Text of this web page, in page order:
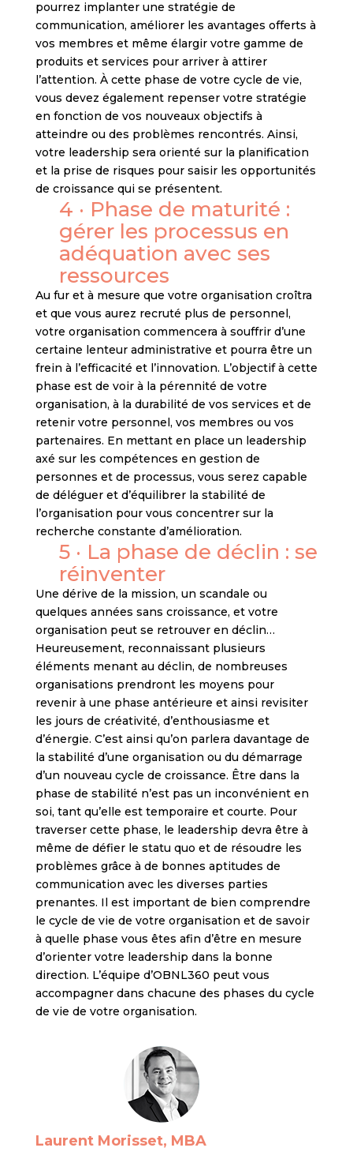
pourrez implanter une stratégie de
communication, améliorer les avantages offerts à
vos membres et même élargir votre gamme de
produits et services pour arriver à attirer
l’attention. À cette phase de votre cycle de vie,
vous devez également repenser votre stratégie
en fonction de vos nouveaux objectifs à
atteindre ou des problèmes rencontrés. Ainsi,
votre leadership sera orienté sur la planification
et la prise de risques pour saisir les opportunités
de croissance qui se présentent.
4 · Phase de maturité :
gérer les processus en
adéquation avec ses
ressources
Au fur et à mesure que votre organisation croîtra
et que vous aurez recruté plus de personnel,
votre organisation commencera à souffrir d’une
certaine lenteur administrative et pourra être un
frein à l’efficacité et l’innovation. L’objectif à cette
phase est de voir à la pérennité de votre
organisation, à la durabilité de vos services et de
retenir votre personnel, vos membres ou vos
partenaires. En mettant en place un leadership
axé sur les compétences en gestion de
personnes et de processus, vous serez capable
de déléguer et d’équilibrer la stabilité de
l’organisation pour vous concentrer sur la
recherche constante d’amélioration.
5 · La phase de déclin : se
réinventer
Une dérive de la mission, un scandale ou
quelques années sans croissance, et votre
organisation peut se retrouver en déclin…
Heureusement, reconnaissant plusieurs
éléments menant au déclin, de nombreuses
organisations prendront les moyens pour
revenir à une phase antérieure et ainsi revisiter
les jours de créativité, d’enthousiasme et
d’énergie. C’est ainsi qu’on parlera davantage de
la stabilité d’une organisation ou du démarrage
d’un nouveau cycle de croissance. Être dans la
phase de stabilité n’est pas un inconvénient en
soi, tant qu’elle est temporaire et courte. Pour
traverser cette phase, le leadership devra être à
même de défier le statu quo et de résoudre les
problèmes grâce à de bonnes aptitudes de
communication avec les diverses parties
prenantes. Il est important de bien comprendre
le cycle de vie de votre organisation et de savoir
à quelle phase vous êtes afin d’être en mesure
d’orienter votre leadership dans la bonne
direction. L’équipe d’OBNL360 peut vous
accompagner dans chacune des phases du cycle
de vie de votre organisation.
Laurent Morisset, MBA